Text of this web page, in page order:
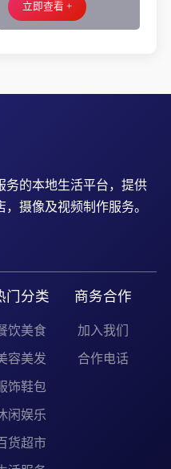
立即查看 +
务的本地生活平台，提供
摄像及视频制作服务。
门分类
饮美食
容美发
饰鞋包
闲娱乐
货超市
商务合作
加入我们
合作电话